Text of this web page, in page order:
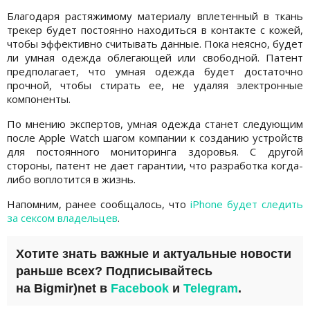
Благодаря растяжимому материалу вплетенный в ткань
трекер будет постоянно находиться в контакте с кожей,
чтобы эффективно считывать данные. Пока неясно, будет
ли умная одежда облегающей или свободной. Патент
предполагает, что умная одежда будет достаточно
прочной, чтобы стирать ее, не удаляя электронные
компоненты.
По мнению экспертов, умная одежда станет следующим
после Apple Watch шагом компании к созданию устройств
для постоянного мониторинга здоровья. С другой
стороны, патент не дает гарантии, что разработка когда-
либо воплотится в жизнь.
Напомним, ранее сообщалось, что iPhone будет следить
за сексом владельцев.
Хотите знать важные и актуальные новости
раньше всех? Подписывайтесь
на Bigmir)net в Facebook и Telegram.